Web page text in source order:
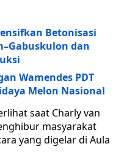
Betonisasi
dan
Wamendes PDT
Melon Nasional
saat Charly van
masyarakat
yang digelar di Aula